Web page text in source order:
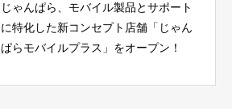
じゃんぱら、モバイル製品とサポート
に特化した新コンセプト店舗「じゃん
ぱらモバイルプラス」をオープン！